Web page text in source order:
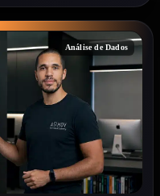
Análise de Dados